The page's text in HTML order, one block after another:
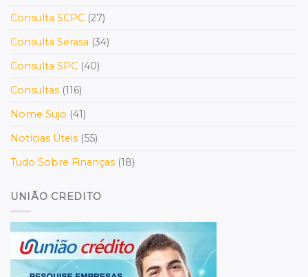
Consulta SCPC (27)
Consulta Serasa (34)
Consulta SPC (40)
Consultas (116)
Nome Sujo (41)
Notícias Úteis (55)
Tudo Sobre Finanças (18)
UNIÃO CREDITO